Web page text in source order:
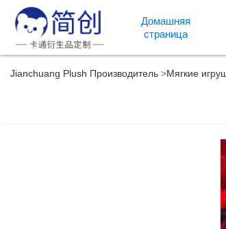
Домашняя
страница
Jianchuang Plush Производитель Мягкие